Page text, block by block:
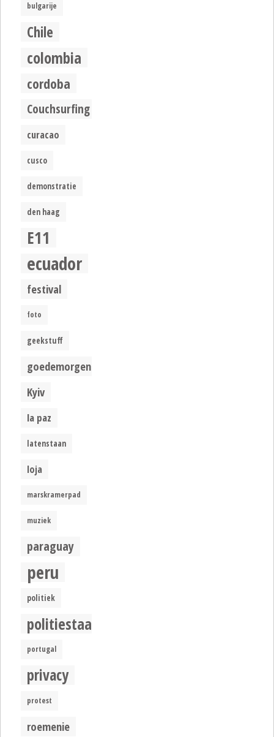
bulgarije
Chile
colombia
cordoba
Couchsurfing
curacao
cusco
demonstratie
den haag
E11
ecuador
festival
foto
geekstuff
goedemorgen
Kyiv
la paz
latenstaan
loja
marskramerpad
muziek
paraguay
peru
politiek
politiestaat
portugal
privacy
protest
roemenie